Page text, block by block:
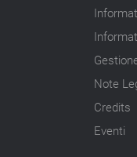
Note
Credits
Eventi